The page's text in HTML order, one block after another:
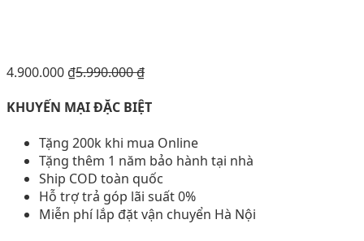
4.900.000 ₫5.990.000₫
KHUYẾN MẠI ĐẶC BIỆT
Tặng 200k khi mua Online
Tặng thêm 1 năm bảo hành tại nhà
Ship COD toàn quốc
Hỗ trợ trả góp lãi suất 0%
Miễn phí lắp đặt vận chuyển Hà Nội